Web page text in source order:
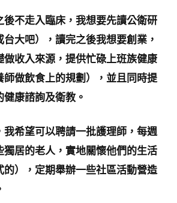
後不走入臨床，我想要先讀公衛研
大吧），讀完之後我想要創業，
做收入來源，提供忙碌上班族健康
師做飲食上的規劃），並且同時提
康諮詢及衛教。
我希望可以聘請一批護理師，每週
獨居的老人，實地關懷他們的生活
的），定期舉辦一些社區活動營造